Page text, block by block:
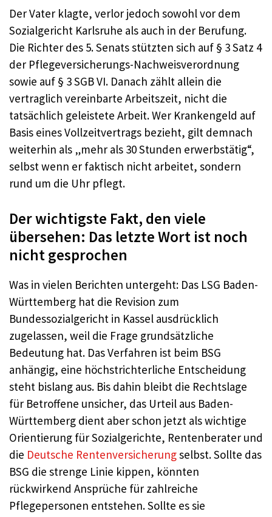
Der Vater klagte, verlor jedoch sowohl vor dem
Sozialgericht Karlsruhe als auch in der Berufung.
Die Richter des 5. Senats stützten sich auf § 3 Satz 4
der Pflegeversicherungs-Nachweisverordnung
sowie auf § 3 SGB VI. Danach zählt allein die
vertraglich vereinbarte Arbeitszeit, nicht die
tatsächlich geleistete Arbeit. Wer Krankengeld auf
Basis eines Vollzeitvertrags bezieht, gilt demnach
weiterhin als „mehr als 30 Stunden erwerbstätig“,
selbst wenn er faktisch nicht arbeitet, sondern
rund um die Uhr pflegt.
Der wichtigste Fakt, den viele
übersehen: Das letzte Wort ist noch
nicht gesprochen
Was in vielen Berichten untergeht: Das LSG Baden-
Württemberg hat die Revision zum
Bundessozialgericht in Kassel ausdrücklich
zugelassen, weil die Frage grundsätzliche
Bedeutung hat. Das Verfahren ist beim BSG
anhängig, eine höchstrichterliche Entscheidung
steht bislang aus. Bis dahin bleibt die Rechtslage
für Betroffene unsicher, das Urteil aus Baden-
Württemberg dient aber schon jetzt als wichtige
Orientierung für Sozialgerichte, Rentenberater und
die Deutsche Rentenversicherungselbst. Sollte das
BSG die strenge Linie kippen, könnten
rückwirkend Ansprüche für zahlreiche
Pflegepersonen entstehen. Sollte es sie